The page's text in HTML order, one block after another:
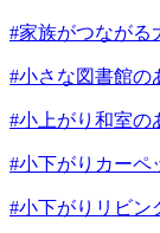
#家族がつながる
#小さな図書館の
#小上がり和室の
#小下がりカーペ
#小下がりリビン